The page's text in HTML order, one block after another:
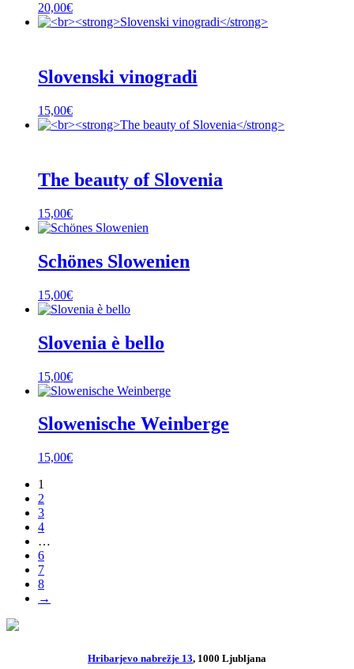
20,00€
Slovenski vinogradi
15,00€
The beauty of Slovenia
15,00€
Schönes Slowenien
15,00€
Slovenia è bello
15,00€
Slowenische Weinberge
15,00€
1
2
3
4
…
6
7
8
→
Hribarjevo nabrežje 13, 1000 Ljubljana